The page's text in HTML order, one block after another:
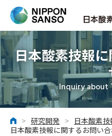
日本酸素技報
Inquiry about
ホーム
> 研究開発 > 日本酸素技
日本酸素技報に関するお問い